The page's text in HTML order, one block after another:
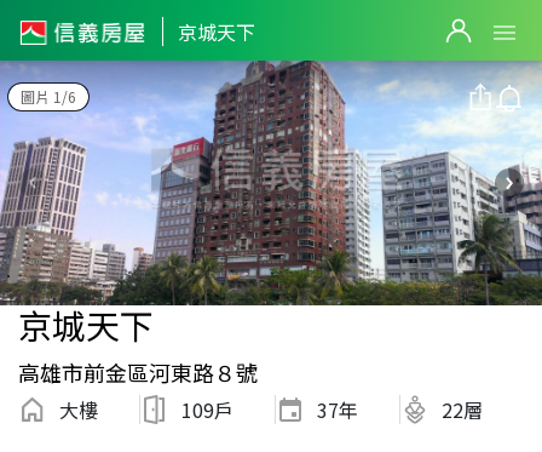
京城天下
圖片 1/6
京城天下
高雄市前金區河東路８號
大樓 109戶 37年 22層